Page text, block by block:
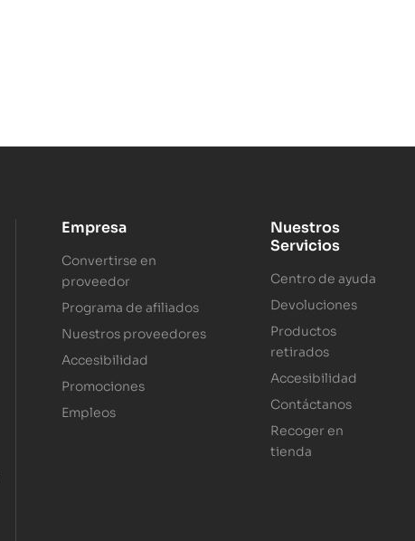
Empresa
Convertirse en
proveedor
Programa de afiliados
Nuestros proveedores
Accesibilidad
Promociones
Empleos
Nuestros
Servicios
Centro de ayuda
Devoluciones
Productos
retirados
Accesibilidad
Contáctanos
Recoger en
tienda